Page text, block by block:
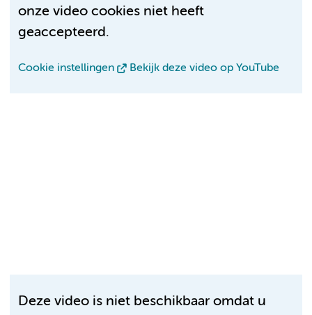
onze video cookies niet heeft
geaccepteerd.
Cookie instellingen Bekijk deze video op YouTube
Deze video is niet beschikbaar omdat u